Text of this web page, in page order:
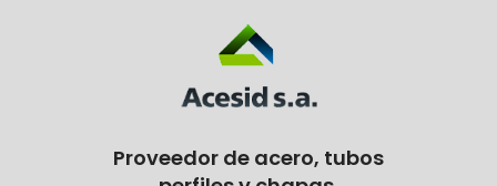
Proveedor de acero, tubos